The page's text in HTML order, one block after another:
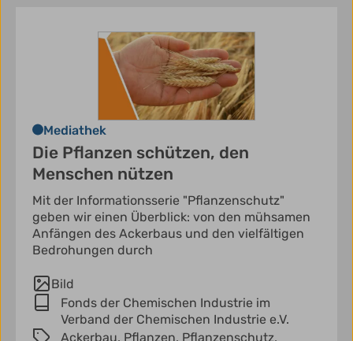
Mediathek
Die Pflanzen schützen, den
Menschen nützen
Mit der Informationsserie "Pflanzenschutz"
geben wir einen Überblick: von den mühsamen
Anfängen des Ackerbaus und den vielfältigen
Bedrohungen durch
Bild
Fonds der Chemischen Industrie im
Verband der Chemischen Industrie e.V.
Ackerbau, Pflanzen, Pflanzenschutz,